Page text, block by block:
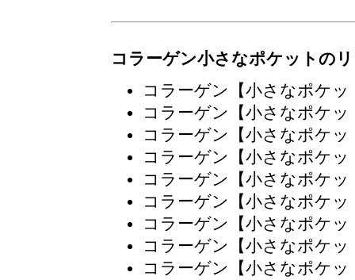
コラーゲン小さなポケットの
コラーゲン【小さなポケ
コラーゲン【小さなポケ
コラーゲン【小さなポケッ
コラーゲン【小さなポケ
コラーゲン【小さなポケ
コラーゲン【小さなポケ
コラーゲン【小さなポケ
コラーゲン【小さなポケ
コラーゲン【小さなポケ